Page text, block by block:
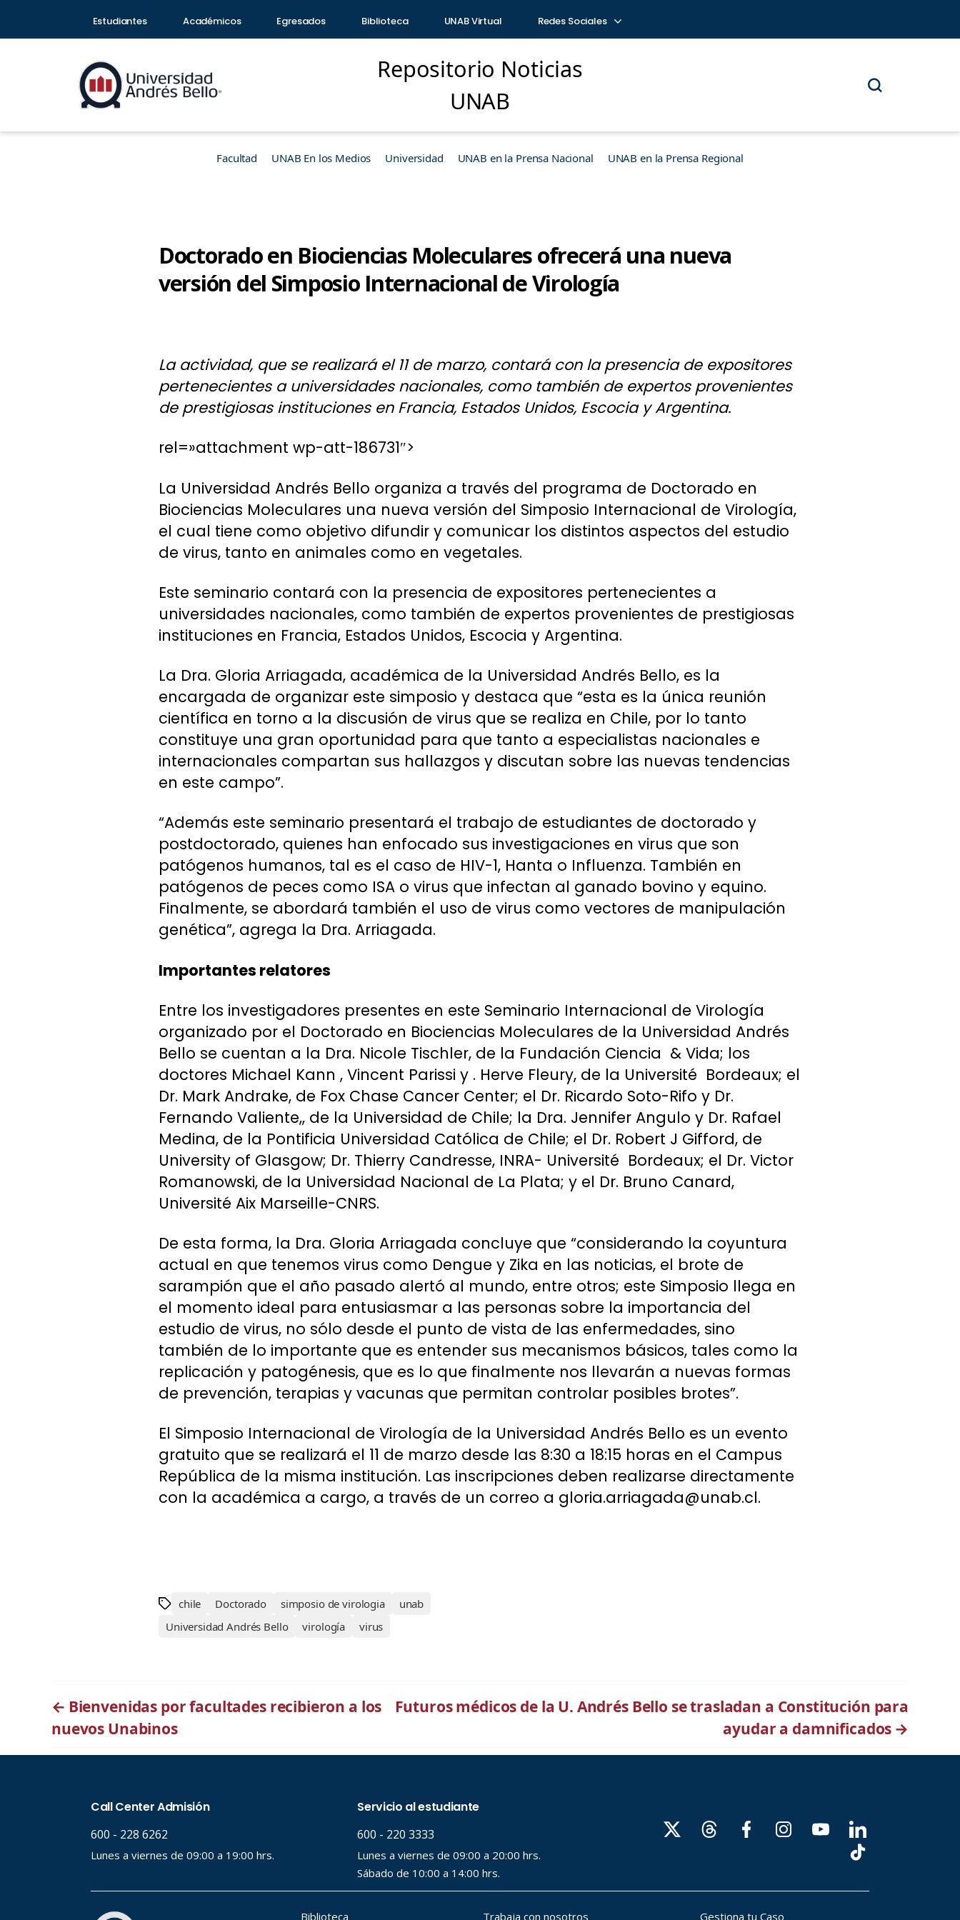
Estudiantes Académicos Egresados Biblioteca UNAB Virtual Redes Sociales
Repositorio Noticias
UNAB
Facultad UNAB En los Medios Universidad UNAB en la Prensa Nacional UNAB en la Prensa Regional
Doctorado en Biociencias Moleculares ofrecerá una nueva
versión del Simposio Internacional de Virología
La actividad, que se realizará el 11 de marzo, contará con la presencia de expositores
pertenecientes a universidades nacionales, como también de expertos provenientes
de prestigiosas instituciones en Francia, Estados Unidos, Escocia y Argentina.
rel=»attachment wp-att-186731″>
La Universidad Andrés Bello organiza a través del programa de Doctorado en
Biociencias Moleculares una nueva versión del Simposio Internacional de Virología,
el cual tiene como objetivo difundir y comunicar los distintos aspectos del estudio
de virus, tanto en animales como en vegetales.
Este seminario contará con la presencia de expositores pertenecientes a
universidades nacionales, como también de expertos provenientes de prestigiosas
instituciones en Francia, Estados Unidos, Escocia y Argentina.
La Dra. Gloria Arriagada, académica de la Universidad Andrés Bello, es la
encargada de organizar este simposio y destaca que “esta es la única reunión
científica en torno a la discusión de virus que se realiza en Chile, por lo tanto
constituye una gran oportunidad para que tanto a especialistas nacionales e
internacionales compartan sus hallazgos y discutan sobre las nuevas tendencias
en este campo”.
“Además este seminario presentará el trabajo de estudiantes de doctorado y
postdoctorado, quienes han enfocado sus investigaciones en virus que son
patógenos humanos, tal es el caso de HIV-1, Hanta o Influenza. También en
patógenos de peces como ISA o virus que infectan al ganado bovino y equino.
Finalmente, se abordará también el uso de virus como vectores de manipulación
genética”, agrega la Dra. Arriagada.
Importantes relatores
Entre los investigadores presentes en este Seminario Internacional de Virología
organizado por el Doctorado en Biociencias Moleculares de la Universidad Andrés
Bello se cuentan a la Dra. Nicole Tischler, de la Fundación Ciencia & Vida; los
doctores Michael Kann , Vincent Parissi y . Herve Fleury, de la Université Bordeaux; el
Dr. Mark Andrake, de Fox Chase Cancer Center; el Dr. Ricardo Soto-Rifo y Dr.
Fernando Valiente,, de la Universidad de Chile; la Dra. Jennifer Angulo y Dr. Rafael
Medina, de la Pontificia Universidad Católica de Chile; el Dr. Robert J Gifford, de
University of Glasgow; Dr. Thierry Candresse, INRA- Université Bordeaux; el Dr. Victor
Romanowski, de la Universidad Nacional de La Plata; y el Dr. Bruno Canard,
Université Aix Marseille-CNRS.
De esta forma, la Dra. Gloria Arriagada concluye que “considerando la coyuntura
actual en que tenemos virus como Dengue y Zika en las noticias, el brote de
sarampión que el año pasado alertó al mundo, entre otros; este Simposio llega en
el momento ideal para entusiasmar a las personas sobre la importancia del
estudio de virus, no sólo desde el punto de vista de las enfermedades, sino
también de lo importante que es entender sus mecanismos básicos, tales como la
replicación y patogénesis, que es lo que finalmente nos llevarán a nuevas formas
de prevención, terapias y vacunas que permitan controlar posibles brotes”.
El Simposio Internacional de Virología de la Universidad Andrés Bello es un evento
gratuito que se realizará el 11 de marzo desde las 8:30 a 18:15 horas en el Campus
República de la misma institución. Las inscripciones deben realizarse directamente
con la académica a cargo, a través de un correo a gloria.arriagada@unab.cl.
chile Doctorado simposio de virologia
unab
Universidad Andrés Bello
virología virus
← Bienvenidas por facultades recibieron a los
nuevos Unabinos
Futuros médicos de la U. Andrés Bello se trasladan a Constitución para
ayudar a damnificados →